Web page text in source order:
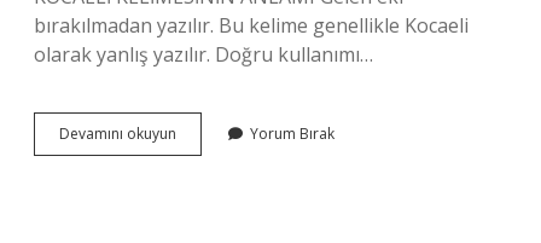
bırakılmadan yazılır. Bu kelime genellikle Kocaeli
olarak yanlış yazılır. Doğru kullanımı…
Devamını okuyun
Ne
Yorum Bırak